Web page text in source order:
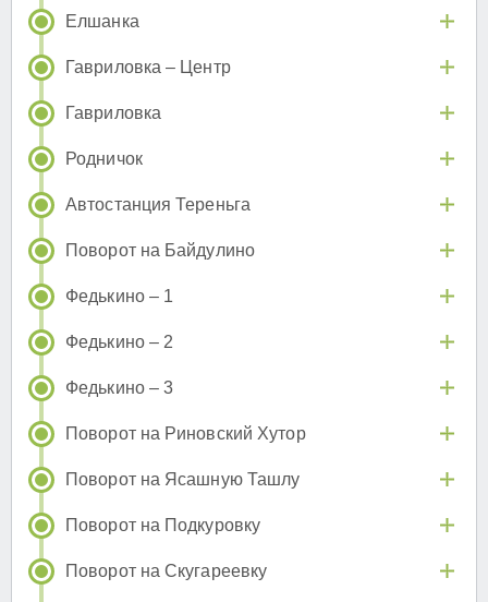
Елшанка
Гавриловка – Центр
Гавриловка
Родничок
Автостанция Тереньга
Поворот на Байдулино
Федькино – 1
Федькино – 2
Федькино – 3
Поворот на Риновский Хутор
Поворот на Ясашную Ташлу
Поворот на Подкуровку
Поворот на Скугареевку